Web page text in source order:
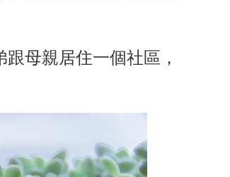
母親居住一個社區，